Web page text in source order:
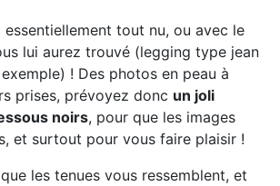
essentiellement tout nu, ou avec le
lui aurez trouvé (legging type jean
! Des photos en peau à
prises, prévoyez donc un joli
noirs, pour que les images
et surtout pour vous faire plaisir !
les tenues vous ressemblent, et